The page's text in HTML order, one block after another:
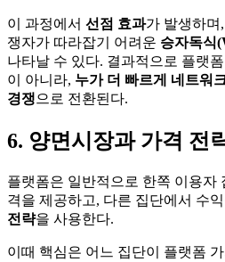
이 과정에서 선점 효과가 발생하며
쟁자가 따라잡기 어려운 승자독식
나타날 수 있다. 결과적으로 플랫
이 아니라, 누가 더 빠르게 네트워
경쟁으로 전환된다.
6. 양면시장과 가격 전
플랫폼은 일반적으로 한쪽 이용자
격을 제공하고, 다른 집단에서 수
전략을 사용한다.
이때 핵심은 어느 집단이 플랫폼